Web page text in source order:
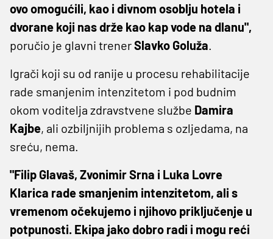
ovo omogućili, kao i divnom osoblju hotela i
dvorane koji nas drže kao kap vode na dlanu",
poručio je glavni trenerSlavko Goluža
Igrači koji su od ranije u procesu rehabilitacije
rade smanjenim intenzitetom i pod budnim
okom voditelja zdravstvene službe Damira
Kajbe, ali ozbiljnijih problema s ozljedama, na
sreću, nema.
"Filip Glavaš, Zvonimir Srna i Luka Lovre
Klarica rade smanjenim intenzitetom, ali s
vremenom očekujemo i njihovo priključenje u
potpunosti. Ekipa jako dobro radi i mogu reći